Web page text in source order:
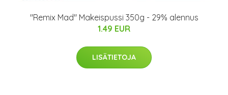
"Remix Mad" Makeispussi 350g - 29% alennus
1.49 EUR
LISÄTIETOJA